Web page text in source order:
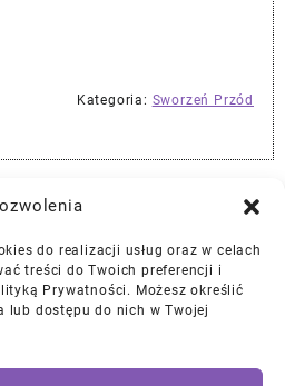
do realizacji usług oraz w celach
treści do Twoich preferencji i
Prywatności. Możesz określić
lub dostępu do nich w Twojej
Kategoria: Sworzeń Przód
z Gwarancją Dożywotnią!*
i Zwroty
Prywatności